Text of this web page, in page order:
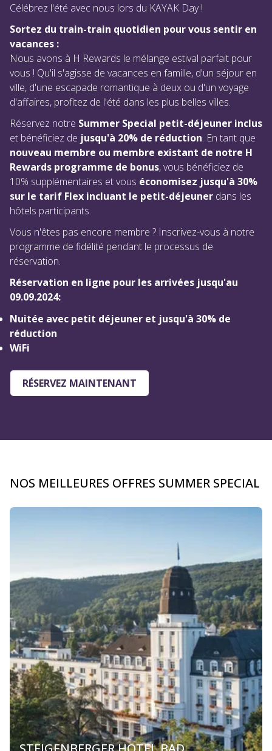
Célébrez l'été avec nous lors du KAYAK Day !
Sortez du train-train quotidien pour vous sentir en
vacances :
Nous avons à H Rewards le mélange estival parfait pour
vous ! Qu'il s'agisse de vacances en famille, d'un séjour en
ville, d'une escapade romantique à deux ou d'un voyage
d'affaires, profitez de l'été dans les plus belles villes.
Réservez notre Summer Special petit-déjeuner inclus
et bénéficiez de jusqu'à 20% de réduction. En tant que
nouveau membre ou membre existant de notre H
Rewards programme de bonus, vous bénéficiez de
10% supplémentaires et vous économisez jusqu'à 30%
sur le tarif Flex incluant le petit-déjeuner dans les
hôtels participants.
Vous n'êtes pas encore membre ? Inscrivez-vous à notre
programme de fidélité pendant le processus de
réservation.
Réservation en ligne pour les arrivées jusqu'au
09.09.2024:
Nuitée avec petit déjeuner et jusqu'à 30% de
réduction
WiFi
RÉSERVEZ MAINTENANT
NOS MEILLEURES OFFRES SUMMER SPECIAL